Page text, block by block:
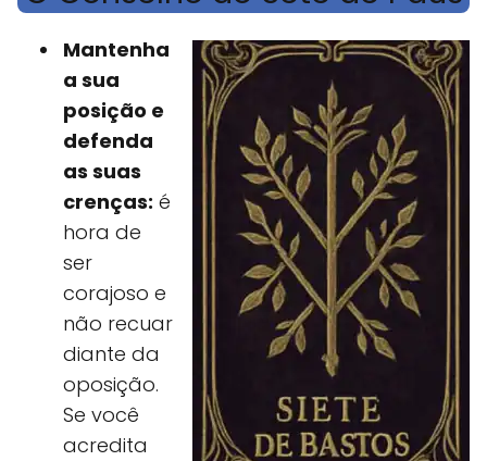
Mantenha
a sua
posição e
defenda
as suas
crenças: é
hora de
ser
corajoso e
não recuar
diante da
oposição.
Se você
acredita